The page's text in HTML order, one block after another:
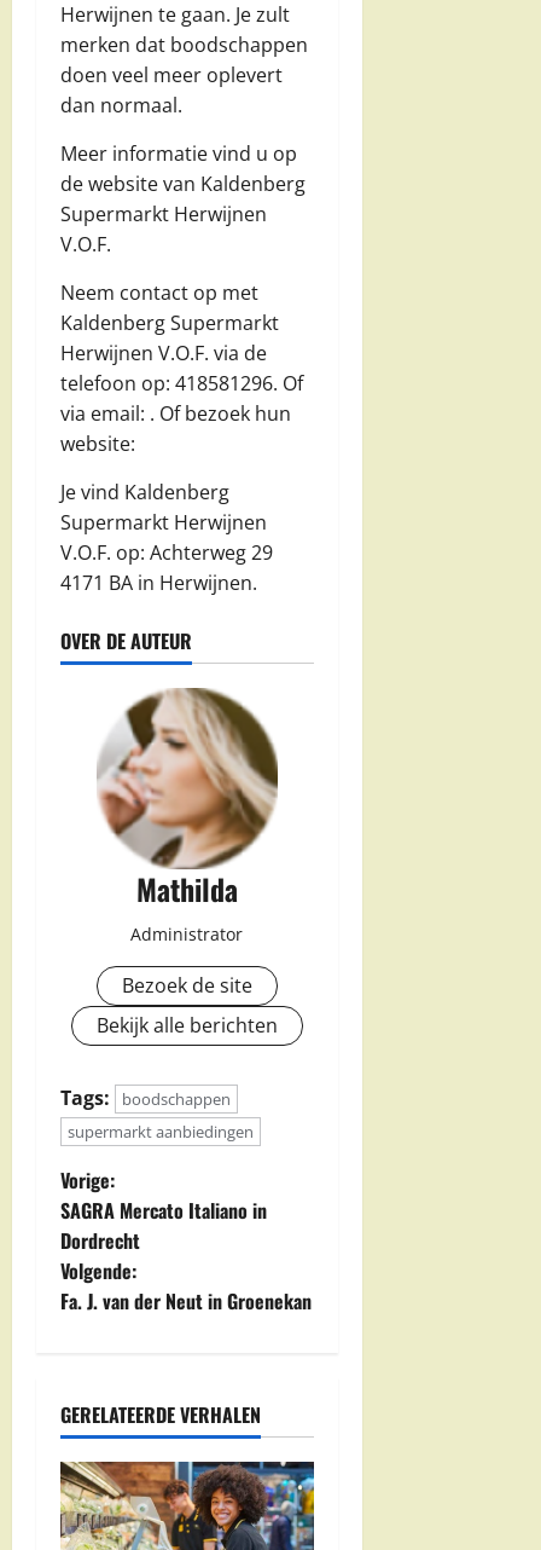
Herwijnen te gaan. Je zult
merken dat boodschappen
doen veel meer oplevert
dan normaal.
Meer informatie vind u op
de website van Kaldenberg
Supermarkt Herwijnen
V.O.F.
Neem contact op met
Kaldenberg Supermarkt
Herwijnen V.O.F. via de
telefoon op: 418581296. Of
via email: . Of bezoek hun
website:
Je vind Kaldenberg
Supermarkt Herwijnen
V.O.F. op: Achterweg 29
4171 BA in Herwijnen.
OVER DE AUTEUR
Mathilda
Administrator
Bezoek de site
Bekijk alle berichten
Tags:
boodschappen
supermarkt aanbiedingen
B
e
r
c
h
t
Vorige:
SAGRA Mercato Italiano in
Dordrecht
Volgende:
Fa. J. van der Neut in Groenekan
GERELATEERDE VERHALEN